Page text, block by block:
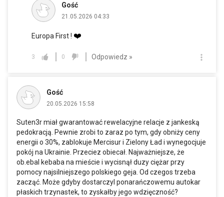
Gość
21.05.2026 04:33
Europa First ! ❤️
3 0 Odpowiedz »
Gość
20.05.2026 15:58
Suten3r miał gwarantować rewelacyjne relacje z jankeską
pedokracją. Pewnie zrobi to zaraz po tym, gdy obniży ceny
energii o 30%, zablokuje Mercisur i Zielony Ład i wynegocjuje
pokój na Ukrainie. Przeciez obiecał. Najważniejsze, że
ob.ebal kebaba na mieście i wycisnął duzy ciężar przy
pomocy najsilniejszego polskiego geja. Od czegos trzeba
zacząć. Może gdyby dostarczyl ponarańczowemu autokar
płaskich trzynastek, to zyskałby jego wdzięczność?